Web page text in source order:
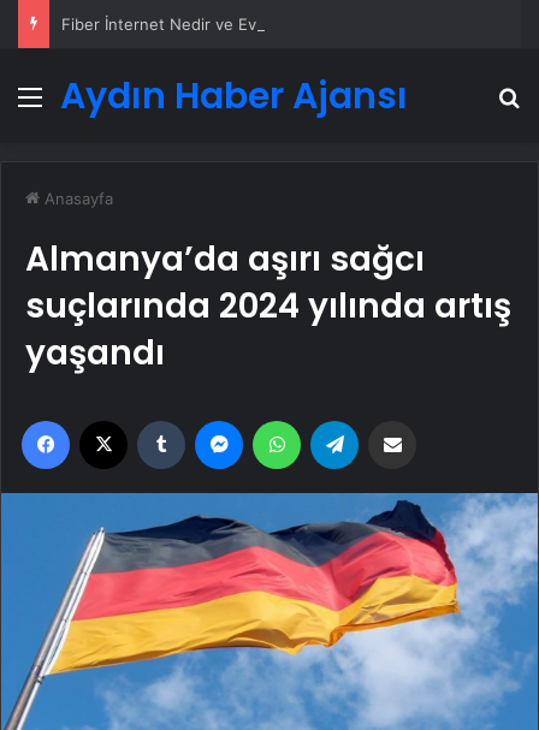
Fiber İnternet Nedir ve Ev İnterneti Nasıl Seçilir
Menü
Aydın Haber Ajansı
Anasayfa
Almanya’da aşırı sağcı
suçlarında 2024 yılında artış
yaşandı
Facebook Tumblr MessengerWhatsApp